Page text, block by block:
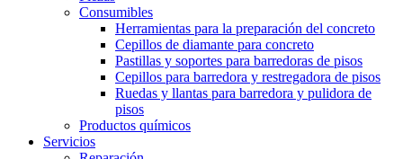
Consumibles
Herramientas para la preparación del concreto
Cepillos de diamante para concreto
Pastillas y soportes para barredoras de pisos
Cepillos para barredora y restregadora de pisos
Ruedas y llantas para barredora y pulidora de
pisos
Productos químicos
Servicios